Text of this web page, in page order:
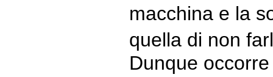
macchina e la
quella di non
Dunque